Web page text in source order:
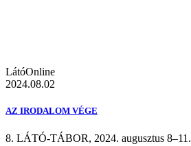
LátóOnline
2024.08.02
AZ IRODALOM VÉGE
8. LÁTÓ-TÁBOR, 2024. augusztus 8–11.